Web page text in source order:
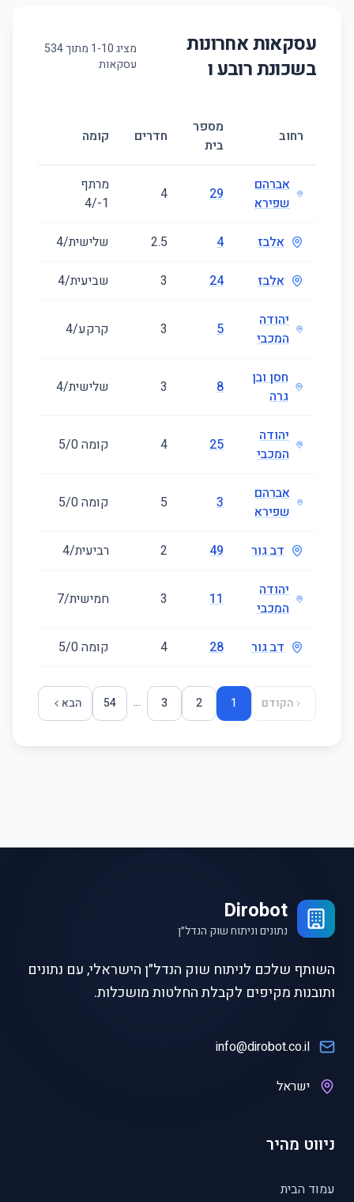
עסקאות אחרונות
בשכונתרובע ו
מציג 1-10 מתוך534
עסקאות
רחוב
מספר
בית
חדרים קומה
אברהם
שפירא
29
4
מרתף
‎-1‏/4
אלבז 4
2.5 שלישית/4
אלבז 24
3 שביעית/4
יהודה
המכבי
5
3 קרקע/4
חסן ובן
גרה
8
3 שלישית/4
יהודה
המכבי
25
4 קומה ‎0‏/5
אברהם
שפירא
3
5 קומה ‎0‏/5
דב גור 49
2 רביעית/4
יהודה
המכבי
11
3 חמישית/7
דב גור 28
4 קומה ‎0‏/5
הקודם 1
2
3
...
54 הבא
Dirobot
נתונים וניתוח שוק הנדל״ן
השותף שלכם לניתוח שוק הנדל״ן הישראלי, עם נתונים
ותובנות מקיפים לקבלת החלטות מושכלות.
info@dirobot.co.il
ישראל
ניווט מהיר
עמוד הבית